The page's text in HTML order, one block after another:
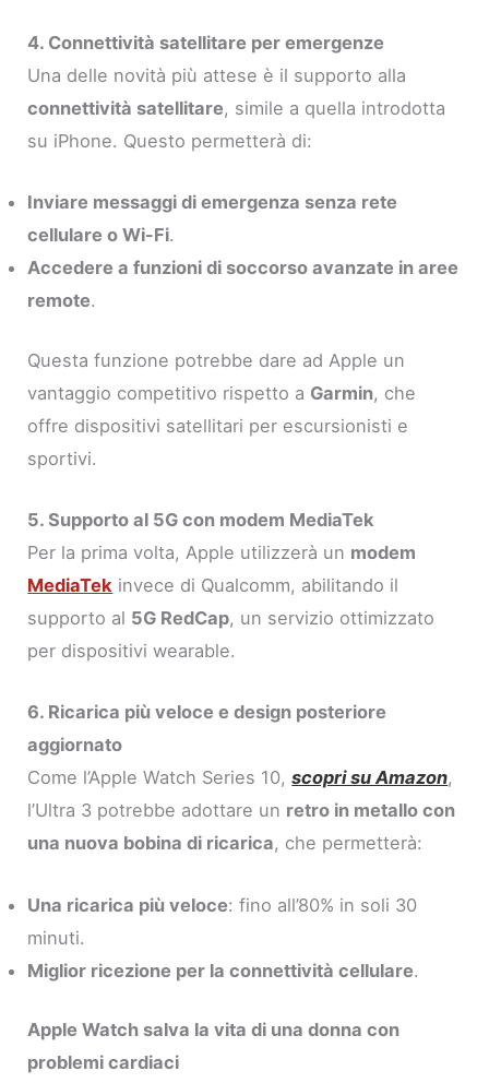
4. Connettività satellitare per emergenze
Una delle novità più attese è il supporto alla
connettività satellitare, simile a quella introdotta
su iPhone. Questo permetterà di:
Inviare messaggi di emergenza senza rete
cellulare o Wi-Fi.
Accedere a funzioni di soccorso avanzate in aree
remote.
Questa funzione potrebbe dare ad Apple un
vantaggio competitivo rispetto a Garmin, che
offre dispositivi satellitari per escursionisti e
sportivi.
5. Supporto al 5G con modem MediaTek
Per la prima volta, Apple utilizzerà un modem
MediaTek invece di Qualcomm, abilitando il
supporto al 5G RedCap, un servizio ottimizzato
per dispositivi wearable.
6. Ricarica più veloce e design posteriore
aggiornato
Come l’Apple Watch Series 10,scopri su Amazon,
l’Ultra 3 potrebbe adottare un retro in metallo con
una nuova bobina di ricarica, che permetterà:
Una ricarica più veloce: fino all’80% in soli 30
minuti.
Miglior ricezione per la connettività cellulare.
Apple Watch salva la vita di una donna con
problemi cardiaci